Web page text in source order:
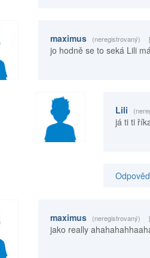
maximus (neregistrovaný)
jo hodně se to seká Lili
Lili
já ti ti
maximus (neregistrovaný)
jako really